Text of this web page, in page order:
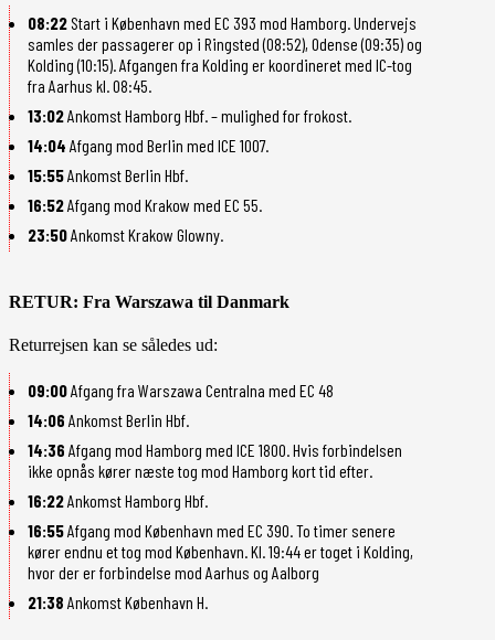
08:22Start i København med EC 393 mod Hamborg. Undervejs
samles der passagerer op i Ringsted (08:52), Odense (09:35) og
Kolding (10:15). Afgangen fra Kolding er koordineret med IC-tog
fra Aarhus kl. 08:45.
13:02Ankomst Hamborg Hbf. – mulighed for frokost.
14:04 Afgang mod Berlin med ICE 1007.
15:55Ankomst Berlin Hbf.
16:52Afgang mod Krakow med EC 55.
23:50Ankomst Krakow Glowny.
RETUR: Fra Warszawa til Danmark
Returrejsen kan se således ud:
09:00Afgang fra Warszawa Centralna med EC 48
14:06 Ankomst Berlin Hbf.
14:36 Afgang mod Hamborg med ICE 1800. Hvis forbindelsen
ikke opnås kører næste tog mod Hamborg kort tid efter.
16:22Ankomst Hamborg Hbf.
16:55Afgang mod København med EC 390. To timer senere
kører endnu et tog mod København. Kl. 19:44 er toget i Kolding,
hvor der er forbindelse mod Aarhus og Aalborg
21:38 Ankomst København H.